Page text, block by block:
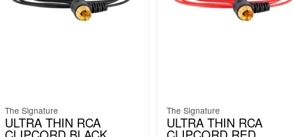
The Signature
ULTRA THIN RCA
The Signature
ULTRA THIN RCA